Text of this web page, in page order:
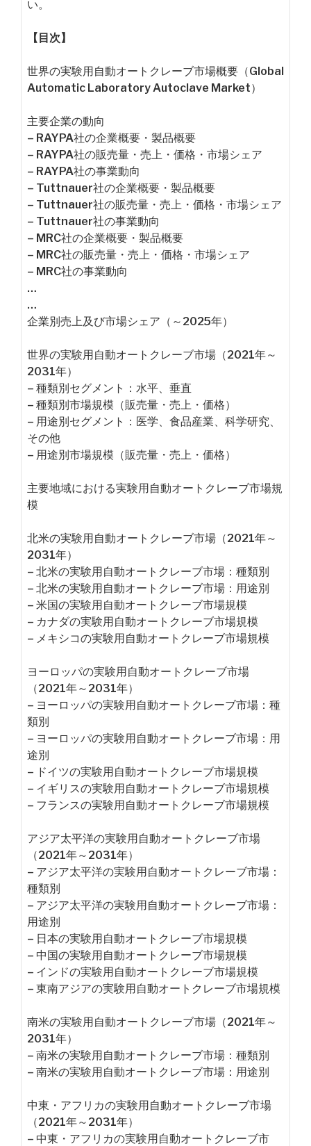
い。
【目次】
世界の実験用自動オートクレーブ市場概要（Global
Automatic Laboratory Autoclave Market）
主要企業の動向
– RAYPA社の企業概要・製品概要
– RAYPA社の販売量・売上・価格・市場シェア
– RAYPA社の事業動向
– Tuttnauer社の企業概要・製品概要
– Tuttnauer社の販売量・売上・価格・市場シェア
– Tuttnauer社の事業動向
– MRC社の企業概要・製品概要
– MRC社の販売量・売上・価格・市場シェア
– MRC社の事業動向
…
…
企業別売上及び市場シェア（～2025年）
世界の実験用自動オートクレーブ市場（2021年～
2031年）
– 種類別セグメント：水平、垂直
– 種類別市場規模（販売量・売上・価格）
– 用途別セグメント：医学、食品産業、科学研究、
その他
– 用途別市場規模（販売量・売上・価格）
主要地域における実験用自動オートクレーブ市場規
模
北米の実験用自動オートクレーブ市場（2021年～
2031年）
– 北米の実験用自動オートクレーブ市場：種類別
– 北米の実験用自動オートクレーブ市場：用途別
– 米国の実験用自動オートクレーブ市場規模
– カナダの実験用自動オートクレーブ市場規模
– メキシコの実験用自動オートクレーブ市場規模
ヨーロッパの実験用自動オートクレーブ市場
（2021年～2031年）
– ヨーロッパの実験用自動オートクレーブ市場：種
類別
– ヨーロッパの実験用自動オートクレーブ市場：用
途別
– ドイツの実験用自動オートクレーブ市場規模
– イギリスの実験用自動オートクレーブ市場規模
– フランスの実験用自動オートクレーブ市場規模
アジア太平洋の実験用自動オートクレーブ市場
（2021年～2031年）
– アジア太平洋の実験用自動オートクレーブ市場：
種類別
– アジア太平洋の実験用自動オートクレーブ市場：
用途別
– 日本の実験用自動オートクレーブ市場規模
– 中国の実験用自動オートクレーブ市場規模
– インドの実験用自動オートクレーブ市場規模
– 東南アジアの実験用自動オートクレーブ市場規模
南米の実験用自動オートクレーブ市場（2021年～
2031年）
– 南米の実験用自動オートクレーブ市場：種類別
– 南米の実験用自動オートクレーブ市場：用途別
中東・アフリカの実験用自動オートクレーブ市場
（2021年～2031年）
– 中東・アフリカの実験用自動オートクレーブ市